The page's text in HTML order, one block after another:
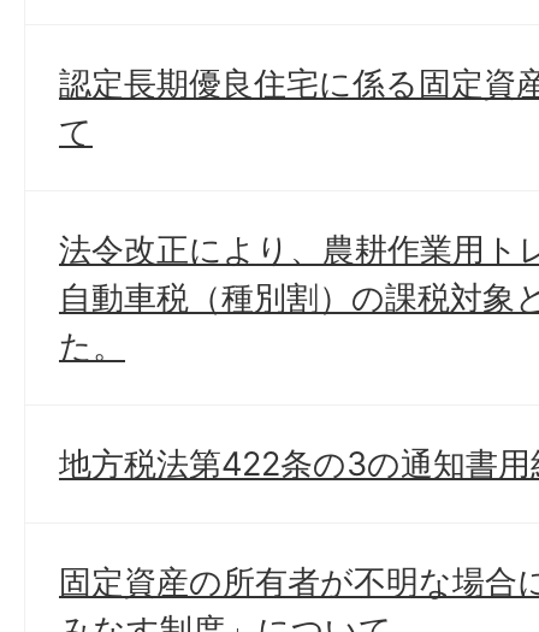
認定長期優良住宅に係る固定資
て
法令改正により、農耕作業用ト
自動車税（種別割）の課税対象
た。
地方税法第422条の3の通知書
固定資産の所有者が不明な場合